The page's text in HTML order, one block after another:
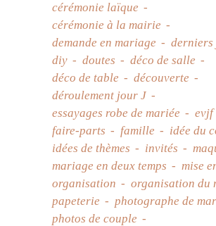
cérémonie laïque
cérémonie à la mairie
demande en mariage
derniers
diy
doutes
déco de salle
déco de table
découverte
déroulement jour J
essayages robe de mariée
evjf
faire-parts
famille
idée du
idées de thèmes
invités
mariage en deux temps
mise
organisation
organisation du
papeterie
photographe de
photos de couple